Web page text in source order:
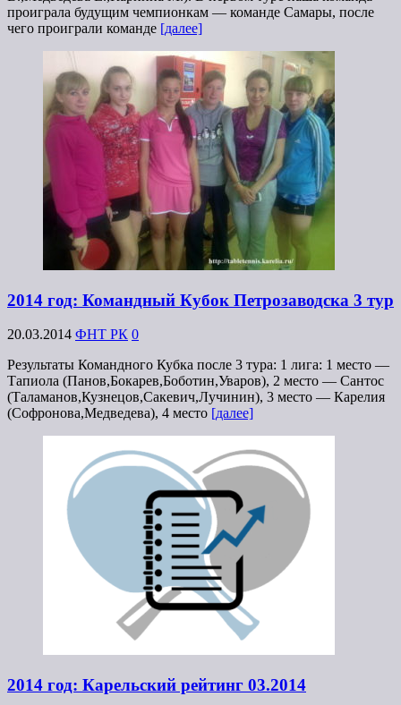
проиграла будущим чемпионкам — команде Самары, после
чего проиграли команде [далее]
2014 год: Командный Кубок Петрозаводска 3 тур
20.03.2014 ФНТ РК 0
Результаты Командного Кубка после 3 тура: 1 лига: 1 место —
Тапиола (Панов,Бокарев,Боботин,Уваров), 2 место — Сантос
(Таламанов,Кузнецов,Сакевич,Лучинин), 3 место — Карелия
(Софронова,Медведева), 4 место [далее]
2014 год: Карельский рейтинг 03.2014